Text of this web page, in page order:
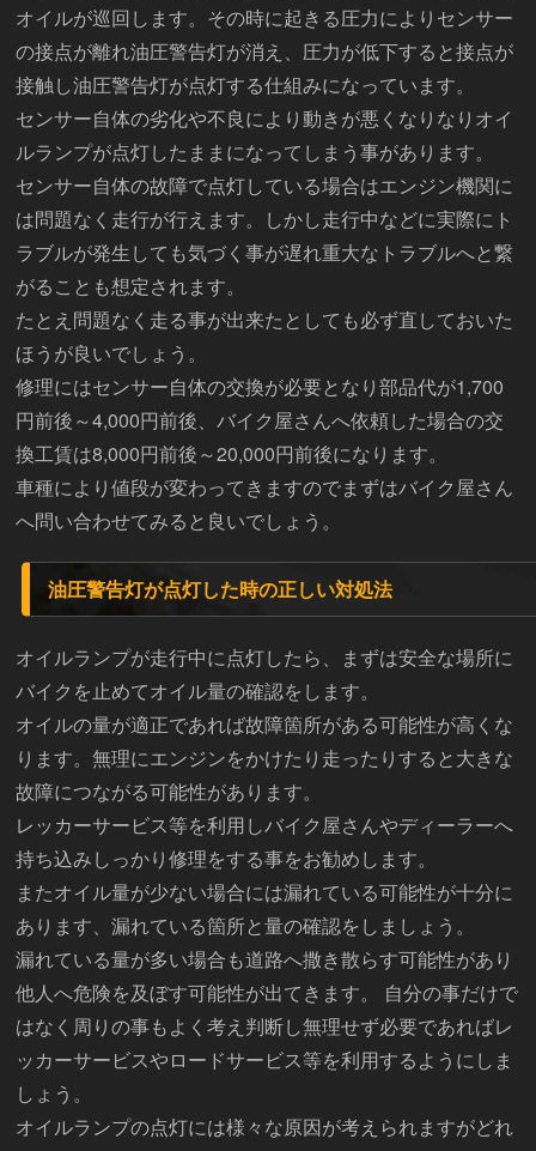
オイルが巡回します。その時に起きる圧力によりセンサー
の接点が離れ油圧警告灯が消え、圧力が低下すると接点が
接触し油圧警告灯が点灯する仕組みになっています。
センサー自体の劣化や不良により動きが悪くなりなりオイ
ルランプが点灯したままになってしまう事があります。
センサー自体の故障で点灯している場合はエンジン機関に
は問題なく走行が行えます。しかし走行中などに実際にト
ラブルが発生しても気づく事が遅れ重大なトラブルへと繋
がることも想定されます。
たとえ問題なく走る事が出来たとしても必ず直しておいた
ほうが良いでしょう。
修理にはセンサー自体の交換が必要となり部品代が1,700
円前後～4,000円前後、バイク屋さんへ依頼した場合の交
換工賃は8,000円前後～20,000円前後になります。
車種により値段が変わってきますのでまずはバイク屋さん
へ問い合わせてみると良いでしょう。
油圧警告灯が点灯した時の正しい対処法
オイルランプが走行中に点灯したら、まずは安全な場所に
バイクを止めてオイル量の確認をします。
オイルの量が適正であれば故障箇所がある可能性が高くな
ります。無理にエンジンをかけたり走ったりすると大きな
故障につながる可能性があります。
レッカーサービス等を利用しバイク屋さんやディーラーへ
持ち込みしっかり修理をする事をお勧めします。
またオイル量が少ない場合には漏れている可能性が十分に
あります、漏れている箇所と量の確認をしましょう。
漏れている量が多い場合も道路へ撒き散らす可能性があり
他人へ危険を及ぼす可能性が出てきます。 自分の事だけで
はなく周りの事もよく考え判断し無理せず必要であればレ
ッカーサービスやロードサービス等を利用するようにしま
しょう。
オイルランプの点灯には様々な原因が考えられますがどれ